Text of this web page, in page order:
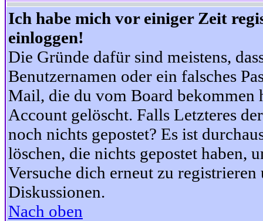
Ich habe mich vor einiger Zeit
einloggen!
Die Gründe dafür sind meistens,
Benutzernamen oder ein falsches
Mail, die du vom Board bekommen
Account gelöscht. Falls Letzteres
noch nichts gepostet? Es ist
löschen, die nichts gepostet haben,
Versuche dich erneut zu
Diskussionen.
Nach oben